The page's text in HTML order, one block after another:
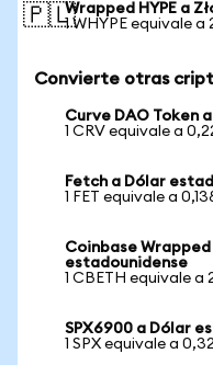
🇵🇱Wrapped HYPE a
1 WHYPE equivale a
Convierte otras
Curve DAO Token
1 CRV equivale a
Fetch a Dólar
1 FET equivale a
Coinbase
estadounidense
1 CBETH equivale a
SPX6900 a Dólar
1 SPX equivale a